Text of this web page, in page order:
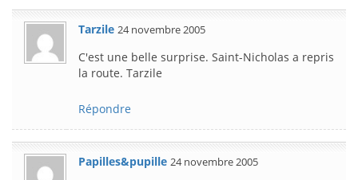
Tarzile 24 novembre 2005
C'est une belle surprise. Saint-Nicholas a repris
la route. Tarzile
Répondre
Papilles&pupille 24 novembre 2005